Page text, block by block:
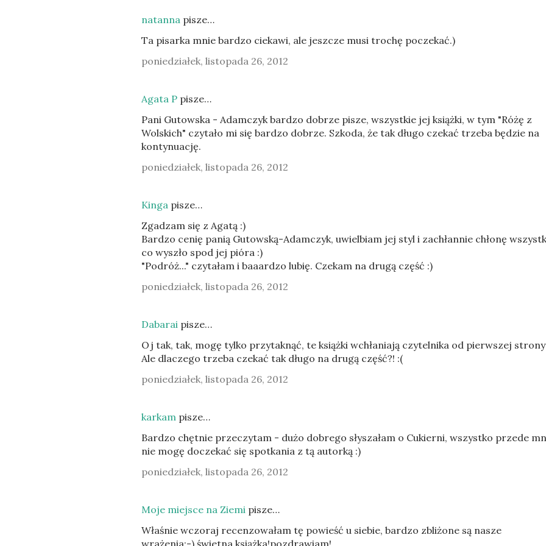
natanna pisze…
Ta pisarka mnie bardzo ciekawi, ale jeszcze musi trochę poczekać.)
poniedziałek, listopada 26, 2012
Agata P pisze…
Pani Gutowska - Adamczyk bardzo dobrze pisze, wszystkie jej książki, w tym "Różę z
Wolskich" czytało mi się bardzo dobrze. Szkoda, że tak długo czekać trzeba będzie na
kontynuację.
poniedziałek, listopada 26, 2012
Kinga pisze…
Zgadzam się z Agatą :)
Bardzo cenię panią Gutowską-Adamczyk, uwielbiam jej styl i zachłannie chłonę
co wyszło spod jej pióra :)
"Podróż..." czytałam i baaardzo lubię. Czekam na drugą część :)
poniedziałek, listopada 26, 2012
Dabarai pisze…
Oj tak, tak, mogę tylko przytaknąć, te książki wchłaniają czytelnika od pierwszej
Ale dlaczego trzeba czekać tak długo na drugą część?! :(
poniedziałek, listopada 26, 2012
karkam pisze…
Bardzo chętnie przeczytam - dużo dobrego słyszałam o Cukierni, wszystko przede
nie mogę doczekać się spotkania z tą autorką :)
poniedziałek, listopada 26, 2012
Moje miejsce na Ziemi pisze…
Właśnie wczoraj recenzowałam tę powieść u siebie, bardzo zbliżone są nasze
wrażenia:-) świetna książka!pozdrawiam!